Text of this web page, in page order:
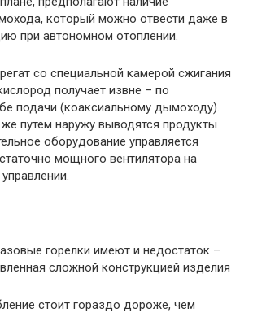
который можно отвести даже в
при автономном отоплении.
со специальной камерой сжигания
получает извне – по
подачи (коаксиальному дымоходу).
путем наружу выводятся продукты
оборудование управляется
мощного вентилятора на
горелки имеют и недостаток –
сложной конструкцией изделия
стоит гораздо дороже, чем